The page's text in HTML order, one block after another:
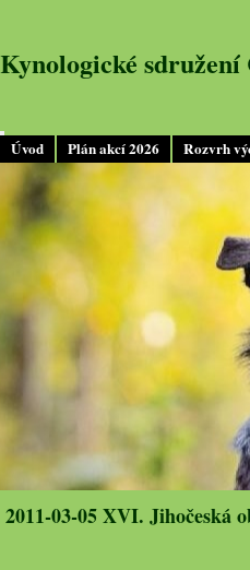
Úvod Plán akcí 2026 Rozvrh
Kynologické sdružení
2011-03-05 XVI. Jihočeská